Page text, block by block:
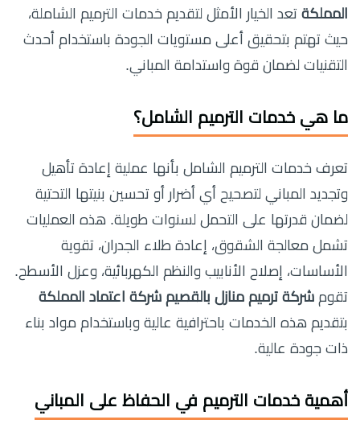
المملكة تعد الخيار الأمثل لتقديم خدمات الترميم الشاملة،
حيث تهتم بتحقيق أعلى مستويات الجودة باستخدام أحدث
التقنيات لضمان قوة واستدامة المباني.
ما هي خدمات الترميم الشامل؟
تعرف خدمات الترميم الشامل بأنها عملية إعادة تأهيل
وتجديد المباني لتصحيح أي أضرار أو تحسين بنيتها التحتية
لضمان قدرتها على التحمل لسنوات طويلة. هذه العمليات
تشمل معالجة الشقوق، إعادة طلاء الجدران، تقوية
الأساسات، إصلاح الأنابيب والنظم الكهربائية، وعزل الأسطح.
تقوم شركة ترميم منازل بالقصيم شركة اعتماد المملكة
بتقديم هذه الخدمات باحترافية عالية وباستخدام مواد بناء
ذات جودة عالية.
أهمية خدمات الترميم في الحفاظ على المباني